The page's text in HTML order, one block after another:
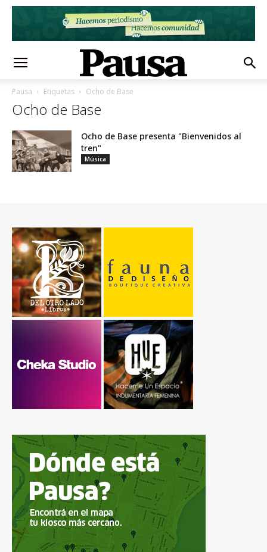
Pausa Etiquetas Ocho de Base
Ocho de Base
Ocho de Base presenta "Bienvenidos al
tren"
Música